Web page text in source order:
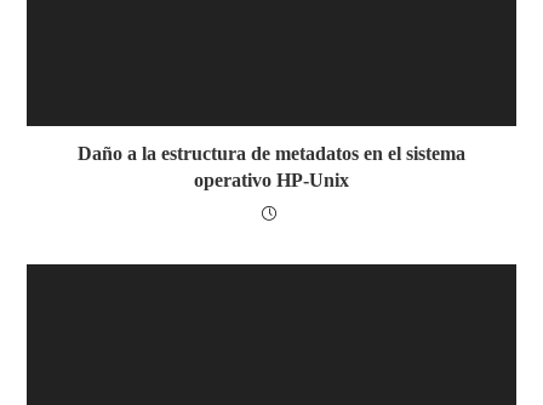
Daño a la estructura de metadatos en el sistema
operativo HP-Unix